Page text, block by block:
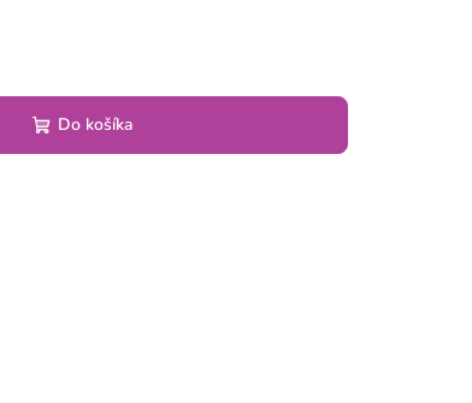
Do košíka